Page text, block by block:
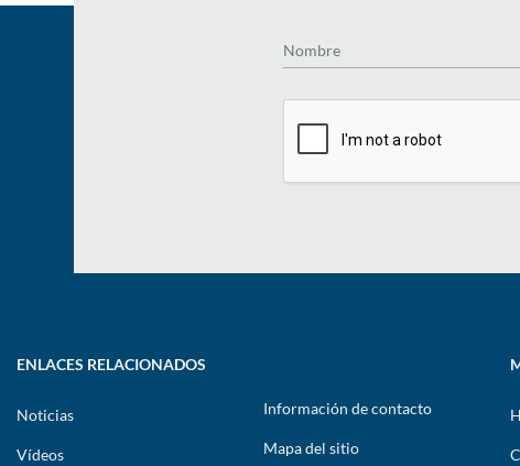
ENLACES RELACIONADOS
Noticias
Vídeos
Información de contacto
Mapa del sitio